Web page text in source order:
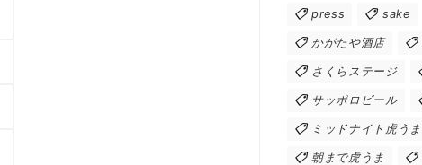
press sake
かがたや酒店
さくらステージ
サッポロビール
ミッドナイト虎うま
朝まで虎うま